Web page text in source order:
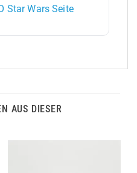
Star Wars Seite
AUS DIESER